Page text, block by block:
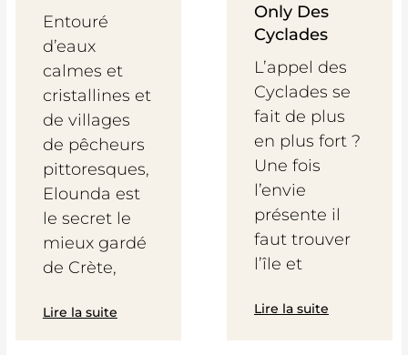
Entouré
d’eaux
calmes et
cristallines et
de villages
de pêcheurs
pittoresques,
Elounda est
le secret le
mieux gardé
de Crète,
Lire la suite
Only Des
Cyclades
L’appel des
Cyclades se
fait de plus
en plus fort ?
Une fois
l’envie
présente il
faut trouver
l’île et
Lire la suite